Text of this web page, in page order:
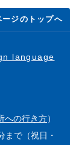
ージのトップへ
language
への行き方）
まで（祝日・